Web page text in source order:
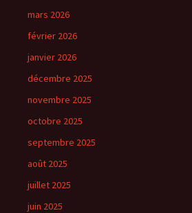
mars 2026
février 2026
janvier 2026
décembre 2025
novembre 2025
octobre 2025
septembre 2025
août 2025
juillet 2025
juin 2025